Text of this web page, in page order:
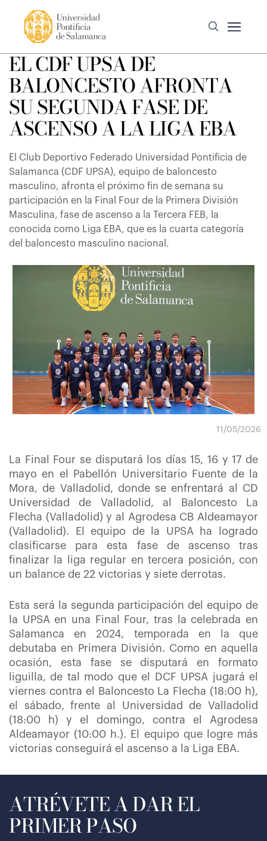
EL CDF UPSA DE
BALONCESTO AFRONTA
SU SEGUNDA FASE DE
ASCENSO A LA LIGA EBA
El Club Deportivo Federado Universidad Pontificia de
Salamanca (CDF UPSA), equipo de baloncesto
masculino, afronta el próximo fin de semana su
participación en la Final Four de la Primera División
Masculina, fase de ascenso a la Tercera FEB, la
conocida como Liga EBA, que es la cuarta categoría
del baloncesto masculino nacional.
11/05/2026
La Final Four se disputará los días 15, 16 y 17 de
mayo en el Pabellón Universitario Fuente de la
Mora, de Valladolid, donde se enfrentará al CD
Universidad de Valladolid, al Baloncesto La
Flecha (Valladolid) y al Agrodesa CB Aldeamayor
(Valladolid). El equipo de la UPSA ha logrado
clasificarse para esta fase de ascenso tras
finalizar la liga regular en tercera posición, con
un balance de 22 victorias y siete derrotas.
Esta será la segunda participación del equipo de
la UPSA en una Final Four, tras la celebrada en
Salamanca en 2024, temporada en la que
debutaba en Primera División. Como en aquella
ocasión, esta fase se disputará en formato
liguilla, de tal modo que el DCF UPSA jugará el
viernes contra el Baloncesto La Flecha (18:00 h),
el sábado, frente al Universidad de Valladolid
(18:00 h) y el domingo, contra el Agrodesa
Aldeamayor (10:00 h.). El equipo que logre más
victorias conseguirá el ascenso a la Liga EBA.
ATRÉVETE A DAR EL
PRIMER PASO